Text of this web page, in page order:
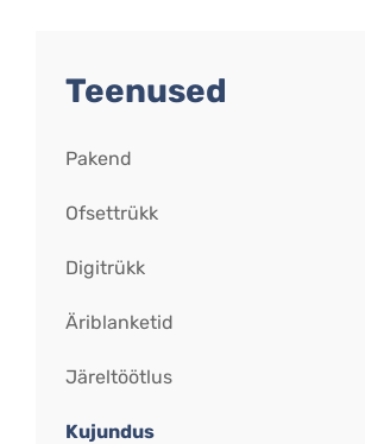
Teenused
Pakend
Ofsettrükk
Digitrükk
Äriblanketid
Järeltöötlus
Kujundus